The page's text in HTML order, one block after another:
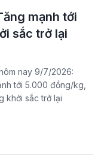
mạnh tới
sắc trở lại
nay 9/7/2026:
tới 5.000 đồng/kg,
khởi sắc trở lại